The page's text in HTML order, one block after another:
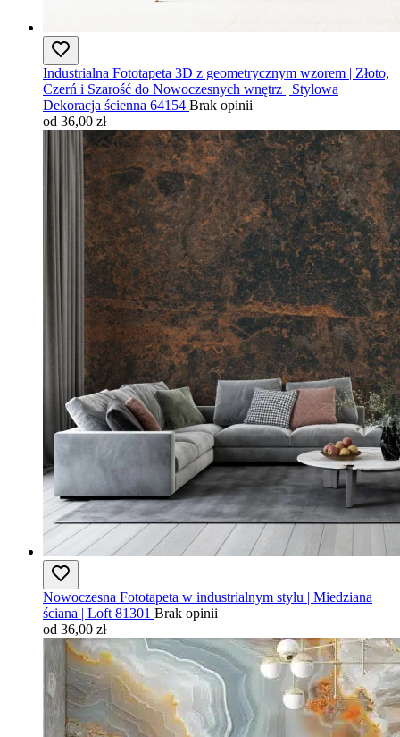
Industrialna Fototapeta 3D z geometrycznym wzorem | Złoto,
Czerń i Szarość do Nowoczesnych wnętrz | Stylowa
Dekoracja ścienna 64154 Brak opinii
od 36,00 zł
Nowoczesna Fototapeta w industrialnym stylu | Miedziana
ściana | Loft 81301 Brak opinii
od 36,00 zł